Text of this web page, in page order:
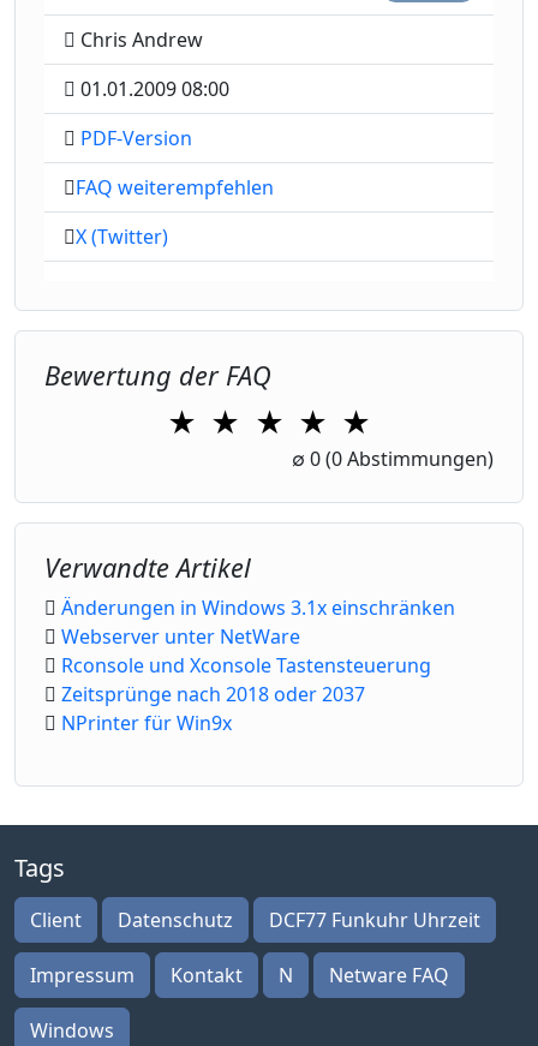
Chris Andrew
01.01.2009 08:00
PDF-Version
FAQ weiterempfehlen
X (Twitter)
Bewertung der FAQ
★ ★
2 Stars
★
3 Stars
★
4 Stars
★
5 Stars
∅ 0(0 Abstimmungen)
Verwandte Artikel
Änderungen in Windows 3.1x einschränken
Webserver unter NetWare
Rconsole und Xconsole Tastensteuerung
Zeitsprünge nach 2018 oder 2037
NPrinter für Win9x
Tags
Client Datenschutz DCF77 Funkuhr Uhrzeit
Impressum Kontakt N Netware FAQ
Windows